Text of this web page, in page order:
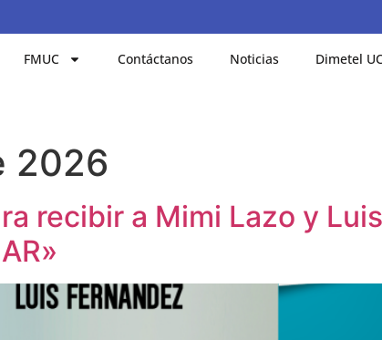
FMUC Contáctanos Noticias Dimetel
2026
recibir a Mimi Lazo y